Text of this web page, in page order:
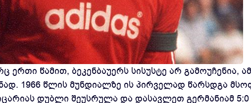
წამით, ბეკენბაუერს სისუსტე არ გამოუჩენია,
1966 წლის მუნდიალზე ის პირველად წარსდგა
დუბლი შეუსრულა და დასავლეთ გერმანიამ